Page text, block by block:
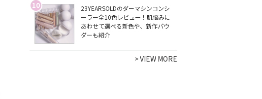
10
23YEARSOLDのダーマシンコンシ
ーラー全10色レビュー！肌悩みに
あわせて選べる新色や、新作パウ
ダーも紹介
>VIEW MORE